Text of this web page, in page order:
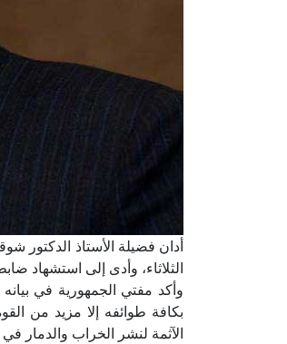
أدان فضيلة الأستاذ الدكتور
الثلاثاء، وأدى إلى استشهاد
وأكد مفتي الجمهورية في
بكافة طوائفه إلا مزيد من
الآثمة لنشر الخراب والدمار